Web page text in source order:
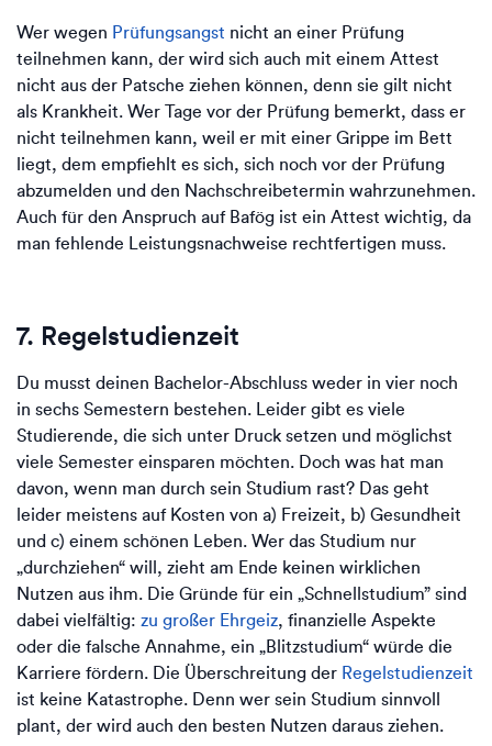
Wer wegen Prüfungsangst nicht an einer Prüfung
teilnehmen kann, der wird sich auch mit einem Attest
nicht aus der Patsche ziehen können, denn sie gilt nicht
als Krankheit. Wer Tage vor der Prüfung bemerkt, dass er
nicht teilnehmen kann, weil er mit einer Grippe im Bett
liegt, dem empfiehlt es sich, sich noch vor der Prüfung
abzumelden und den Nachschreibetermin wahrzunehmen.
Auch für den Anspruch auf Bafög ist ein Attest wichtig, da
man fehlende Leistungsnachweise rechtfertigen muss.
7. Regelstudienzeit
Du musst deinen Bachelor-Abschluss weder in vier noch
in sechs Semestern bestehen. Leider gibt es viele
Studierende, die sich unter Druck setzen und möglichst
viele Semester einsparen möchten. Doch was hat man
davon, wenn man durch sein Studium rast? Das geht
leider meistens auf Kosten von a) Freizeit, b) Gesundheit
und c) einem schönen Leben. Wer das Studium nur
„durchziehen“ will, zieht am Ende keinen wirklichen
Nutzen aus ihm. Die Gründe für ein „Schnellstudium” sind
dabei vielfältig: zu großer Ehrgeiz, finanzielle Aspekte
oder die falsche Annahme, ein „Blitzstudium“ würde die
Karriere fördern. Die Überschreitung der Regelstudienzeit
ist keine Katastrophe. Denn wer sein Studium sinnvoll
plant, der wird auch den besten Nutzen daraus ziehen.